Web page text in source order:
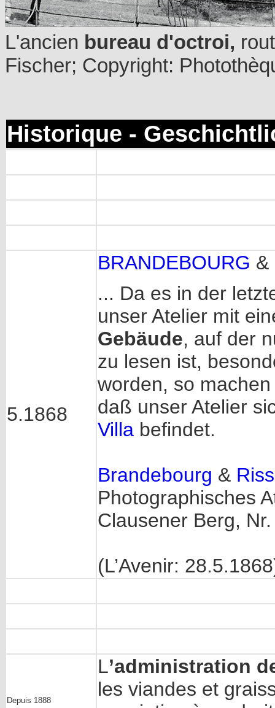
L'ancien bureau d'octroi,
Fischer; Copyright:
Historique -
5.1868
BRANDEBOURG &
... Da es in der
unser Atelier mit
Gebäude, auf der
zu lesen ist,
worden, so
daß unser Atelier
Villa befindet.
Brandebourg &
Photographisches
Clausener Berg,
(L’Avenir:
Depuis 1888
L’administration
les viandes et